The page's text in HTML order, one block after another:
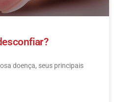
doença, seus principais